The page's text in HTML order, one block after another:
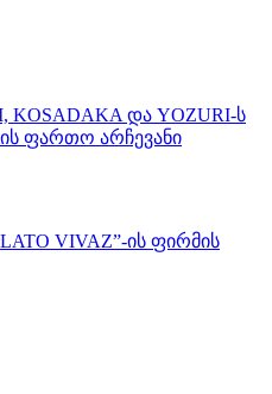
KOSADAKA და YOZURI-ს
ფართო არჩევანი
VIVAZ”-ის ფირმის